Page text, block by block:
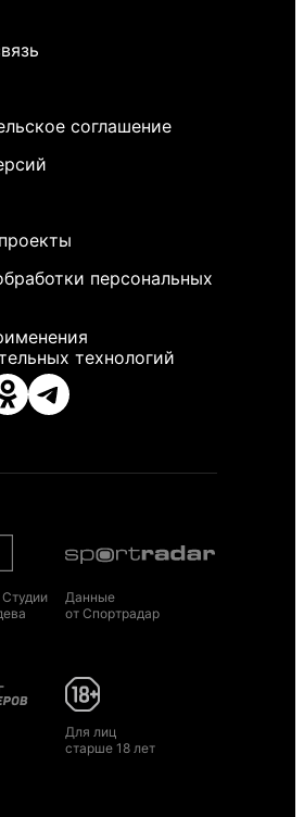
соглашение
персональных
технологий
Данные
от Спортрадар
Для лиц
старше 18 лет